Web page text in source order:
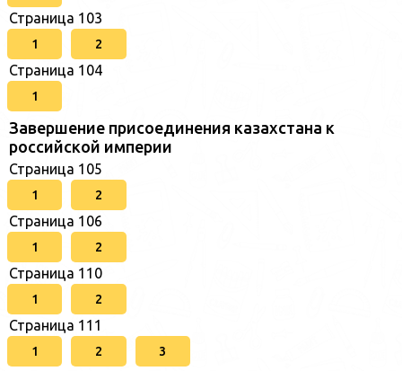
Страница 103
1 2
Страница 104
1
Завершение присоединения казахстана к
российской империи
Страница 105
1 2
Страница 106
1 2
Страница 110
1 2
Страница 111
1 2 3